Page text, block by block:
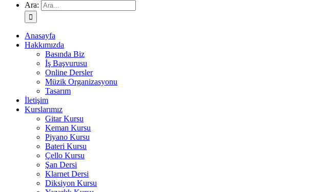
Ara:
Anasayfa
Hakkımızda
Basında Biz
İş Başvurusu
Online Dersler
Müzik Organizasyonu
Tasarım
İletişim
Kurslarımız
Gitar Kursu
Keman Kursu
Piyano Kursu
Bateri Kursu
Çello Kursu
Şan Dersi
Klarnet Dersi
Diksiyon Kursu